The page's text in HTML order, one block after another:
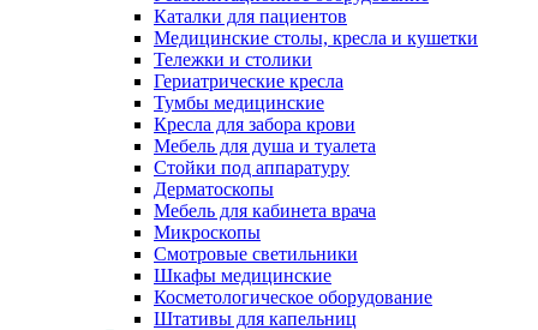
Каталки для пациентов
Медицинские столы, кресла и кушетки
Тележки и столики
Гериатрические кресла
Тумбы медицинские
Кресла для забора крови
Мебель для душа и туалета
Стойки под аппаратуру
Дерматоскопы
Мебель для кабинета врача
Микроскопы
Смотровые светильники
Шкафы медицинские
Косметологическое оборудование
Штативы для капельниц